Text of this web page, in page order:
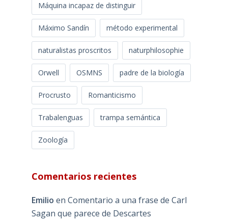
Máquina incapaz de distinguir
Máximo Sandín método experimental
naturalistas proscritos naturphilosophie
Orwell OSMNS padre de la biología
Procrusto Romanticismo
Trabalenguas trampa semántica
Zoología
Comentarios recientes
Emilio en Comentario a una frase de Carl
Sagan que parece de Descartes